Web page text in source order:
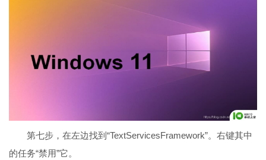
第七步，在左边找到“TextServicesFramework”。右键其中
的任务“禁用”它。